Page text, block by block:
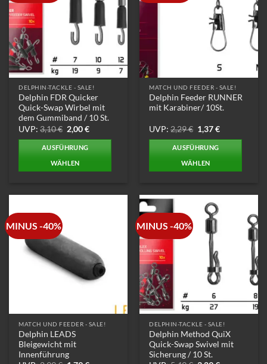
auf.
können
Produktseite
gewählt
werden
DELPHIN-TACKLE - SALE!
Delphin FDR Quicker
Quick-Swap Wirbel mit
dem Gummiband / 10 St.
UVP: 3,10€ Ursprünglicher
Preis
war:
3,10 €
2,00€Aktueller
AUSFÜHRUNG
WÄHLEN
mehrere
Varianten
auf.
Die
Optionen
Produktseite
gewählt
werden
MATCH UND FEEDER - SALE!
Delphin Feeder RUNNER
mit Karabiner/ 10St.
UVP: 2,29€ Ursprünglicher
Preis
war:
2,29 €
1,37€Aktueller
AUSFÜHRUNG
WÄHLEN
weist
mehrere
Varianten
auf.
Die
Optionen
können
auf
der
Produktseite
gewählt
werden
MINUS -40%
MATCH UND FEEDER - SALE!
Delphin LEADS
Bleigewicht mit
Innenführung
MINUS -40%
DELPHIN-TACKLE - SALE!
Delphin Method QuiX
Quick-Swap Swivel mit
Sicherung / 10 St.